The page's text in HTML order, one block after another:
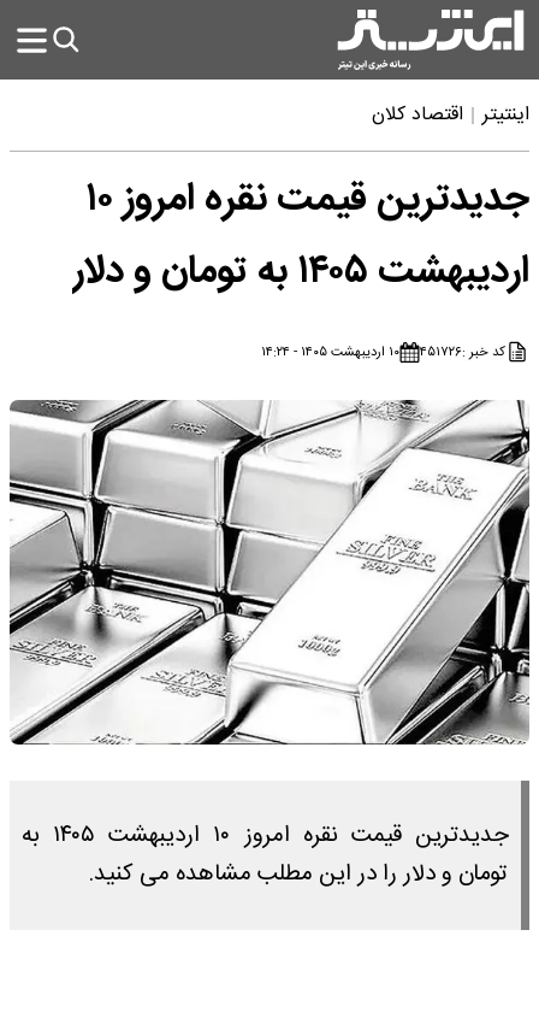
اینتیتر اقتصاد کلان
جدیدترین قیمت نقره امروز ۱۰
اردیبهشت ۱۴۰۵ به تومان و دلار
کد خبر :۴۵۱۷۲۶ ۱۰ اردیبهشت ۱۴۰۵ - ۱۴:۲۴
جدیدترین قیمت نقره امروز ۱۰ اردیبهشت ۱۴۰۵ به
تومان و دلار را در این مطلب مشاهده می کنید.